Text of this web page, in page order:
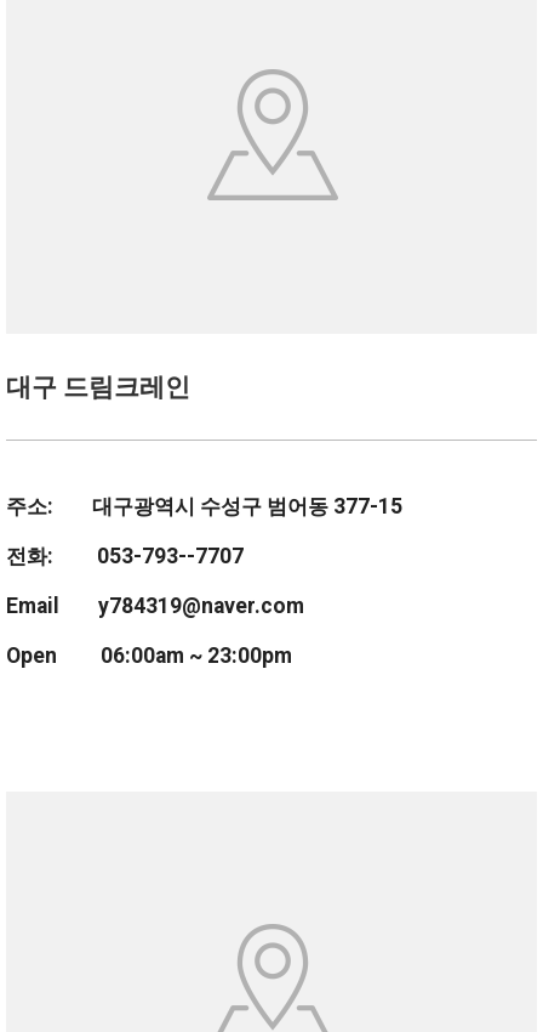
대구 드림크레인
주소: 대구광역시 수성구 범어동 377-15
전화: 053-793--7707
Email y784319@naver.com
Open 06:00am ~ 23:00pm